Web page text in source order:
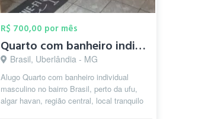
R$ 700,00 por mês
Quarto com banheiro individual masculino...
Brasil, Uberlândia - MG
Alugo Quarto com banheiro individual
masculino no bairro Brasil, perto da ufu,
algar havan, região central, local tranquilo